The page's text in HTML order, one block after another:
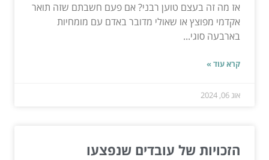
אז מה זה בעצם טוען רבני? אם פעם חשבתם שזה תואר
אקדמי מפוצץ או שאולי מדובר באדם עם מומחיות
בארבעה סוגי...
קרא עוד »
אוג 06, 2024
הזכויות של עובדים שנפצעו